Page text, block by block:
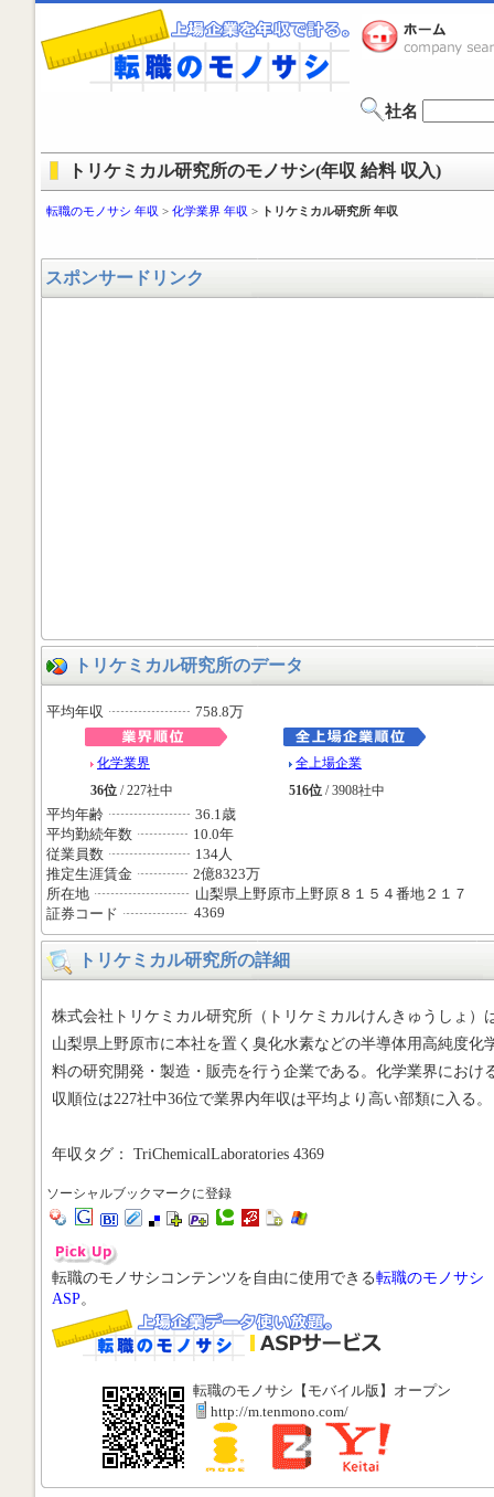
社名
トリケミカル研究所のモノサシ(年収 給料 収入)
転職のモノサシ 年収 > 化学業界 年収 > トリケミカル研究所 年収
スポンサードリンク
トリケミカル研究所のデータ
平均年収 758.8万
化学業界
36位 / 227社中
全上場企業
516位 / 3908社中
平均年齢
36.1歳
平均勤続年数
10.0年
従業員数
134人
推定生涯賃金
2億8323万
所在地
山梨県上野原市上野原８１５４番地２１７
証券コード
4369
トリケミカル研究所の詳細
株式会社トリケミカル研究所（トリケミカルけんきゅうしょ）
山梨県上野原市に本社を置く臭化水素などの半導体用高純度化
料の研究開発・製造・販売を行う企業である。化学業界におけ
収順位は227社中36位で業界内年収は平均より高い部類に入る。
年収タグ： TriChemicalLaboratories 4369
ソーシャルブックマークに登録
転職のモノサシコンテンツを自由に使用できる転職のモノサシ
ASP。
転職のモノサシ【モバイル版】オープン
http://m.tenmono.com/